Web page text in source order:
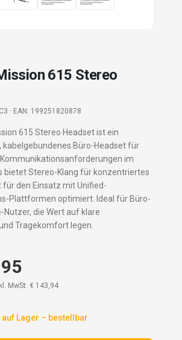
615 Stereo
· EAN: 199251820878
615 Stereo Headset ist ein
kabelgebundenes Büro-Headset für
im
bietet Stereo-Klang für konzentriertes
für den Einsatz mit Unified-
Plattformen optimiert. Ideal für Büro-
Nutzer, die Wert auf klare
Tragekomfort legen.
MwSt: € 143,94
auf Lager – bestellbar